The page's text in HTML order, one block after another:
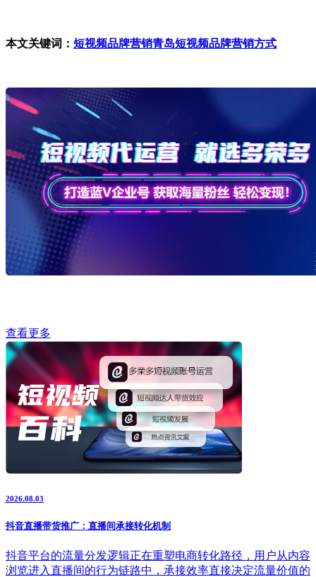
本文关键词： 短视频品牌营销青岛短视频品牌营销方式
查看更多
2026.08.03
抖音直播带货推广：直播间承接转化机制
抖音平台的流量分发逻辑正在重塑电商转化路径，用户从内容
浏览进入直播间的行为链路中，承接效率直接决定流量价值的